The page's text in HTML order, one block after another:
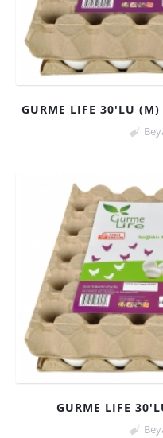
GURME LIFE 30'LU (M)
GURME LIFE